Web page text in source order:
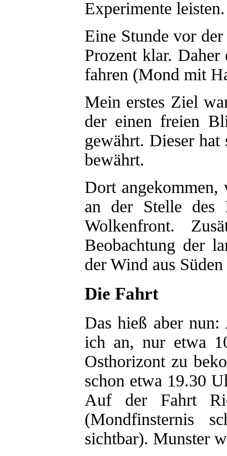
Experimente leisten.
Eine Stunde vor
Prozent klar.
fahren (Mond mit
Mein erstes Ziel
der einen freien
gewährt. Dieser
bewährt.
Dort angekommen,
an der Stelle des
Wolkenfront.
Beobachtung der
der Wind aus
Die Fahrt
Das hieß aber
ich an, nur etwa
Osthorizont zu
schon etwa 19.30
Auf der Fahrt
(Mondfinsternis
sichtbar). Munster